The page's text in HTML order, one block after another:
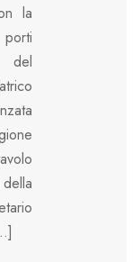
la
del